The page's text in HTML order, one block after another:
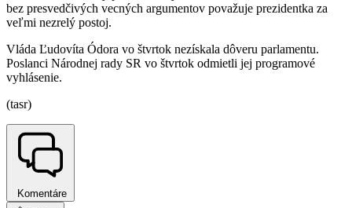
bez presvedčivých vecných argumentov považuje prezidentka za
veľmi nezrelý postoj.
Vláda Ľudovíta Ódora vo štvrtok nezískala dôveru parlamentu.
Poslanci Národnej rady SR vo štvrtok odmietli jej programové
vyhlásenie.
(tasr)
Komentáre